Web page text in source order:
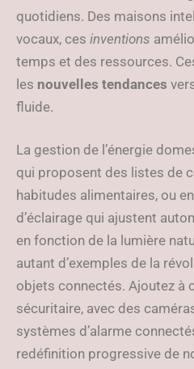
quotidiens. Des maisons
vocaux, ces inventions
temps et des ressources.
les nouvelles tendances
fluide.
La gestion de l’énergie
qui proposent des listes de
habitudes alimentaires, ou
d’éclairage qui ajustent
en fonction de la lumière
autant d’exemples de la
objets connectés. Ajoutez à
sécuritaire, avec des
systèmes d’alarme
redéfinition progressive de